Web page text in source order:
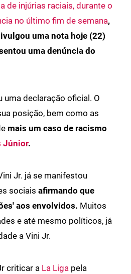
de injúrias raciais, durante o
no último fim de semana,
uma nota hoje (22)
uma denúncia do
uma declaração oficial. O
posição, bem como as
mais um caso de racismo
Júnior.
Jr. já se manifestou
sociais afirmando que
aos envolvidos. Muitos
e até mesmo políticos, já
a Vini Jr.
criticar a La Liga pela